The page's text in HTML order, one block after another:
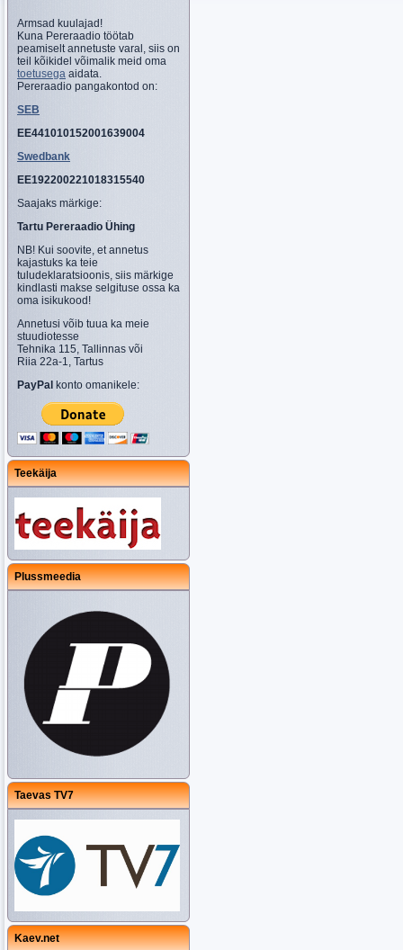
Armsad kuulajad!
Kuna Pereraadio töötab
peamiselt annetuste varal, siis on
teil kõikidel võimalik meid oma
toetusega aidata.
Pereraadio pangakontod on:
SEB
EE441010152001639004
Swedbank
EE192200221018315540
Saajaks märkige:
Tartu Pereraadio Ühing
NB! Kui soovite, et annetus
kajastuks ka teie
tuludeklaratsioonis, siis märkige
kindlasti makse selgituse ossa ka
oma isikukood!
Annetusi võib tuua ka meie
stuudiotesse
Tehnika 115, Tallinnas või
Riia 22a-1, Tartus
PayPal konto omanikele:
Teekäija
Plussmeedia
Taevas TV7
Kaev.net